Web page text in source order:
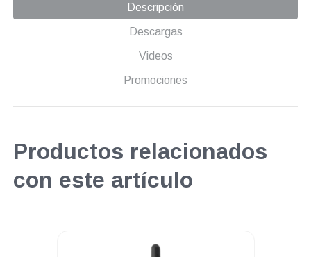
Descripción
Descargas
Videos
Promociones
Productos relacionados
con este artículo